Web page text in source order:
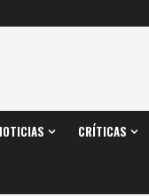
CRÍTICAS